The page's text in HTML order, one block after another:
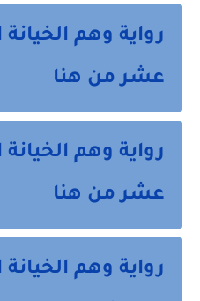
رواية وهم
عشر من هنا
رواية وهم
عشر من هنا
رواية وهم